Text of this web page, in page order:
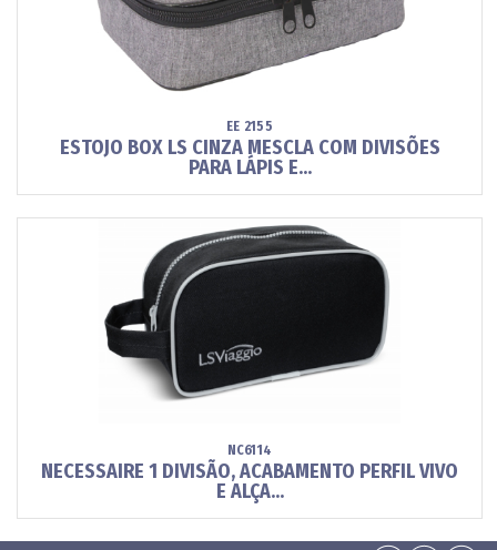
EE 2155
ESTOJO BOX LS CINZA MESCLA COM DIVISÕES
PARA LÁPIS E...
NC6114
NECESSAIRE 1 DIVISÃO, ACABAMENTO PERFIL VIVO
E ALÇA...